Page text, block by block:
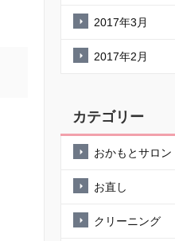
2017年3月
2017年2月
カテゴリー
おかもとサロン
お直し
クリーニング